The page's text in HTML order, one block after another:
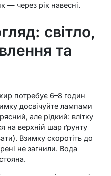
— через рік навесні.
світло,
та
потребує 6–8 годин
досвічуйте лампами
але рідкий: влітку
на верхній шар ґрунту
Взимку скоротіть до
не загнили. Вода